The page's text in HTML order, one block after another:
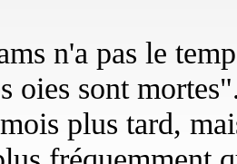
n'a pas le
oies sont
plus tard,